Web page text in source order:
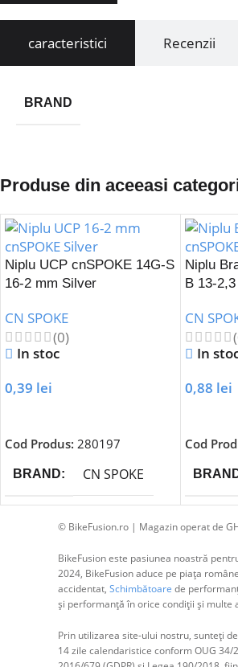
caracteristici Recenzii
BRAND
Produse din aceeasi
Niplu UCP cnSPOKE 14G-S
16-2 mm Silver
CN SPOKE
(0)
In stoc
0,39 lei
Cod Produs: 280197
BRAND CN SPOKE
Niplu
B 13-
CN
In
0,88 lei
Cod
© BikeFusion.ro | Magazin operat de
BikeFusion este pasiunea noastră
2024, BikeFusion aduce pe piața
accidentat, Schimbătoare de
și performanță în orice condiții și multe
Prin utilizarea site-ului nostru, sunteți
14 zile calendaristice conform OUG